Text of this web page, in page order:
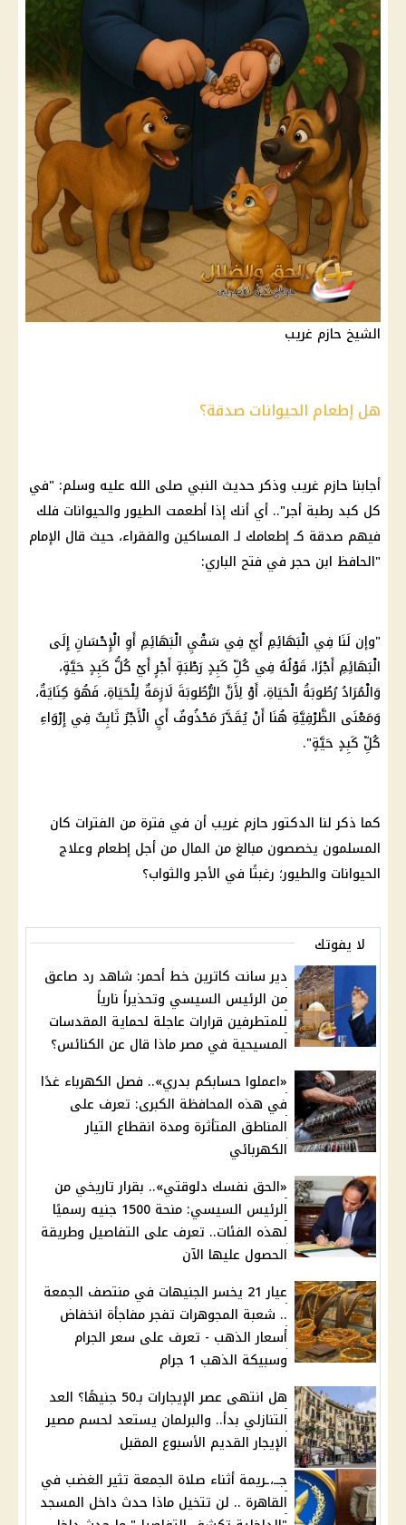
الشيخ حازم غريب
هل إطعام الحيوانات صدقة؟
أجابنا حازم غريب وذكر حديث النبي صلى الله عليه وسلم: "في
كل كبد رطبة أجر".. أي أنك إذا أطعمت الطيور والحيوانات فلك
فيهم صدقة كـ إطعامك لـ المساكين والفقراء، حيث قال الإمام
"الحافظ ابن حجر في فتح الباري:
"وإن لَنَا فِي الْبَهَائِمِ أَيْ فِي سَقْيِ الْبَهَائِمِ أَوِ الْإِحْسَانِ إِلَى
الْبَهَائِمِ أَجْرًا، قَوْلُهُ فِي كُلِّ كَبِدٍ رَطْبَةٍ أَجْرٍ أَيْ كُلُّ كَبِدٍ حَيَّةٍ،
وَالْمُرَادُ رُطُوبَةُ الْحَيَاةِ، أَوْ لِأَنَّ الرُّطُوبَةَ لَازِمَةٌ لِلْحَيَاةِ، فَهُوَ كِنَايَةٌ،
وَمَعْنَى الظَّرْفِيَّةِ هُنَا أَنْ يُقَدَّرَ مَحْذُوفٌ أَيِ الْأَجْرُ ثَابِتٌ فِي إِرْوَاءِ
كُلِّ كَبِدٍ حَيَّةٍ".
كما ذكر لنا الدكتور حازم غريب أن في فترة من الفترات كان
المسلمون يخصصون مبالغ من المال من أجل إطعام وعلاج
الحيوانات والطيور؛ رغبتًا في الأجر والثواب؟
لا يفوتك
دير سانت كاترين خط أحمر: شاهد رد صاعق
من الرئيس السيسي وتحذيراً نارياً
للمتطرفين قرارات عاجلة لحماية المقدسات
المسيحية في مصر ماذا قال عن الكنائس؟
«اعملوا حسابكم بدري».. فصل الكهرباء غدًا
في هذه المحافظة الكبرى: تعرف على
المناطق المتأثرة ومدة انقطاع التيار
الكهربائي
«الحق نفسك دلوقتي».. بقرار تاريخي من
الرئيس السيسي: منحة 1500 جنيه رسميًا
لهذه الفئات.. تعرف على التفاصيل وطريقة
الحصول عليها الآن
عيار 21 يخسر الجنيهات في منتصف الجمعة
.. شعبة المجوهرات تفجر مفاجأة انخفاض
أسعار الذهب - تعرف على سعر الجرام
وسبيكة الذهب 1 جرام
هل انتهى عصر الإيجارات بـ50 جنيهًا؟ العد
التنازلي بدأ.. والبرلمان يستعد لحسم مصير
الإيجار القديم الأسبوع المقبل
جــ،ـريمة أثناء صلاة الجمعة تثير الغضب في
القاهرة .. لن تتخيل ماذا حدث داخل المسجد